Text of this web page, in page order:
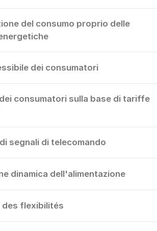
del consumo proprio delle
dei consumatori
consumatori sulla base di tariffe
segnali di telecomando
dinamica dell'alimentazione
des flexibilités